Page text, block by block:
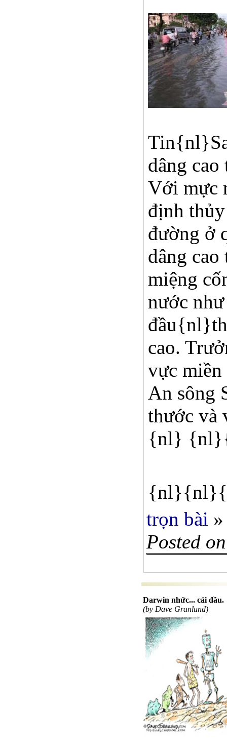
dâng
Với mực
định
đường ở
dâng
miệng
nước
cao.
vực
An sông
thước và
{nl}
trọn bài »
Posted
Darwin nhức... cái đầu.
(by Dave Granlund)